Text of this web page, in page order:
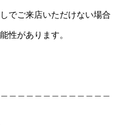
でご来店いただけない場合
性があります。